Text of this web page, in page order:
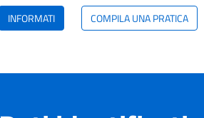
INFORMATI COMPILA UNA PRATICA